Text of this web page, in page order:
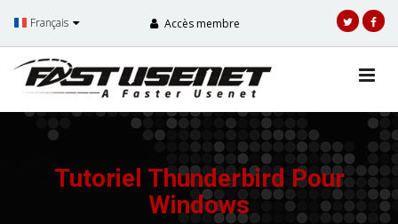
Français Accès membre
Tutoriel Thunderbird Pour
Windows